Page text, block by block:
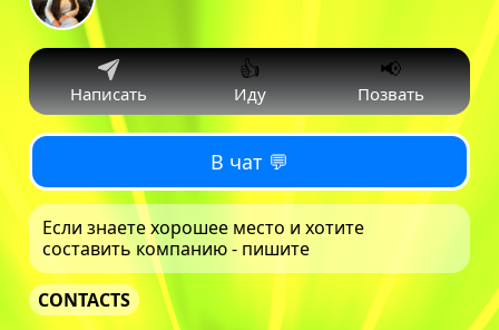
Написать
👍
Иду
📢
Позвать
В чат 💬
Если знаете хорошее место и хотите
составить компанию - пишите
CONTACTS